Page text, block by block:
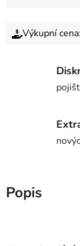
Výkupní cena:
Popis